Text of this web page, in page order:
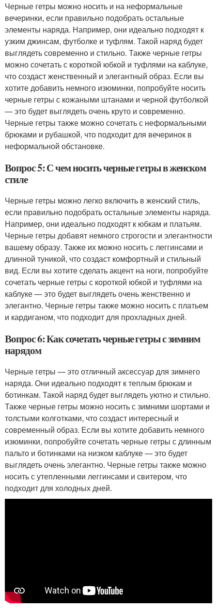
Черные гетры можно носить и на неформальные
вечеринки, если правильно подобрать остальные
элементы наряда. Например, они идеально подходят к
узким джинсам, футболке и туфлям. Такой наряд будет
выглядеть современно и стильно. Также черные гетры
можно сочетать с короткой юбкой и туфлями на каблуке,
что создаст женственный и элегантный образ. Если вы
хотите добавить немного изюминки, попробуйте носить
черные гетры с кожаными штанами и черной футболкой
— это будет выглядеть очень круто и современно.
Черные гетры также можно сочетать с неформальными
брюками и рубашкой, что подходит для вечеринок в
неформальной обстановке.
Вопрос 5: С чем носить черные гетры в женском
стиле
Черные гетры можно легко включить в женский стиль,
если правильно подобрать остальные элементы наряда.
Например, они идеально подходят к юбкам и платьям.
Черные гетры добавят немного строгости и элегантности
вашему образу. Также их можно носить с леггинсами и
длинной туникой, что создаст комфортный и стильный
вид. Если вы хотите сделать акцент на ноги, попробуйте
сочетать черные гетры с короткой юбкой и туфлями на
каблуке — это будет выглядеть очень женственно и
элегантно. Черные гетры также можно носить с платьем
и кардиганом, что подходит для прохладных дней.
Вопрос 6: Как сочетать черные гетры с зимним
нарядом
Черные гетры — это отличный аксессуар для зимнего
наряда. Они идеально подходят к теплым брюкам и
ботинкам. Такой наряд будет выглядеть уютно и стильно.
Также черные гетры можно носить с зимними шортами и
толстыми колготками, что создаст интересный и
современный образ. Если вы хотите добавить немного
изюминки, попробуйте сочетать черные гетры с длинным
пальто и ботинками на низком каблуке — это будет
выглядеть очень элегантно. Черные гетры также можно
носить с утепленными леггинсами и свитером, что
подходит для холодных дней.